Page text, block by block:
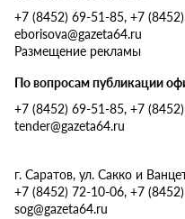
+7 (8452) 69-51-85, +7
eborisova@gazeta64.ru
Размещение рекламы
По вопросам публикации
+7 (8452) 69-51-85, +7
tender@gazeta64.ru
г. Саратов, ул. Сакко и
+7 (8452) 72-10-06, +7
sog@gazeta64.ru